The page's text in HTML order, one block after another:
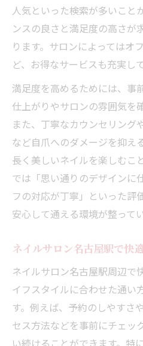
名古屋駅ネイルサ
説
トレンドネイルが
意
名古屋駅ネイルで
う
じっくり比較したい名
名古屋駅ネイルサ
ネイル上手いと評
チ
名古屋駅ネイルサロ
ネイルオフのみ対応
名古屋駅ネイル選び
ネイルサロン名古
び方
駅近ネイルで予約
人気といった検索が多いこと
ンスの良さと満足度の高さが
ります。サロンによってはオ
ど、お得なサービスも充実し
満足度を高めるためには、事
仕上がりやサロンの雰囲気を
また、丁寧なカウンセリング
など自爪へのダメージを抑え
長く美しいネイルを楽しむこ
では「思い通りのデザインに
フの対応が丁寧」といった評
安心して通える環境が整ってい
ネイルサロン名古屋駅で快
ネイルサロン名古屋駅周辺で
イフスタイルに合わせた通い
す。例えば、予約のしやすさ
セス方法などを事前にチェッ
い続けることができます。特